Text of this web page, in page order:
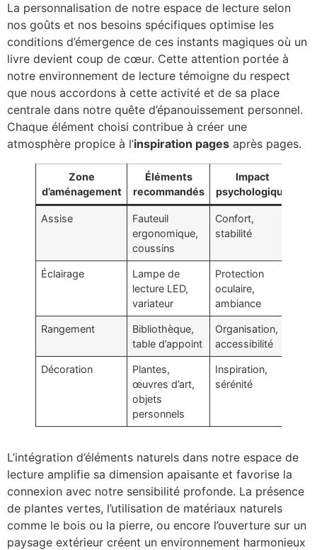
La personnalisation de notre espace de lecture selon
nos goûts et nos besoins spécifiques optimise les
conditions d’émergence de ces instants magiques où un
livre devient coup de cœur. Cette attention portée à
notre environnement de lecture témoigne du respect
que nous accordons à cette activité et de sa place
centrale dans notre quête d’épanouissement personnel.
Chaque élément choisi contribue à créer une
atmosphère propice à l’inspiration pages après pages.
Zone
d’aménagement
Éléments
recommandés
Impact
psychologique
Assise
Fauteuil
ergonomique,
coussins
Confort,
stabilité
Éclairage
Lampe de
lecture LED,
variateur
Protection
oculaire,
ambiance
Rangement
Bibliothèque,
table d’appoint
Organisation,
accessibilité
Décoration
Plantes,
œuvres d’art,
objets
personnels
Inspiration,
sérénité
L’intégration d’éléments naturels dans notre espace de
lecture amplifie sa dimension apaisante et favorise la
connexion avec notre sensibilité profonde. La présence
de plantes vertes, l’utilisation de matériaux naturels
comme le bois ou la pierre, ou encore l’ouverture sur un
paysage extérieur créent un environnement harmonieux